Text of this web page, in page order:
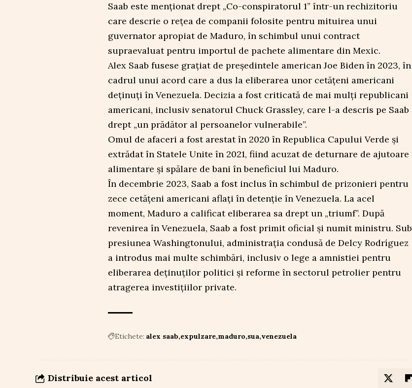
Saab este menționat drept „Co-conspiratorul 1” într-un rechizitoriu
care descrie o rețea de companii folosite pentru mituirea unui
guvernator apropiat de Maduro, în schimbul unui contract
supraevaluat pentru importul de pachete alimentare din Mexic.
Alex Saab fusese grațiat de președintele american Joe Biden în 2023, în
cadrul unui acord care a dus la eliberarea unor cetățeni americani
deținuți în Venezuela. Decizia a fost criticată de mai mulți republicani
americani, inclusiv senatorul Chuck Grassley, care l-a descris pe Saab
drept „un prădător al persoanelor vulnerabile”.
Omul de afaceri a fost arestat în 2020 în Republica Capului Verde și
extrădat în Statele Unite în 2021, fiind acuzat de deturnare de ajutoare
alimentare și spălare de bani în beneficiul lui Maduro.
În decembrie 2023, Saab a fost inclus în schimbul de prizonieri pentru
zece cetățeni americani aflați în detenție în Venezuela. La acel
moment, Maduro a calificat eliberarea sa drept un „triumf”. După
revenirea în Venezuela, Saab a fost primit oficial și numit ministru. Sub
presiunea Washingtonului, administrația condusă de Delcy Rodríguez
a introdus mai multe schimbări, inclusiv o lege a amnistiei pentru
eliberarea deținuților politici și reforme în sectorul petrolier pentru
atragerea investițiilor private.
Etichete: alex saab expulzare maduro sua venezuela
Distribuie acest articol